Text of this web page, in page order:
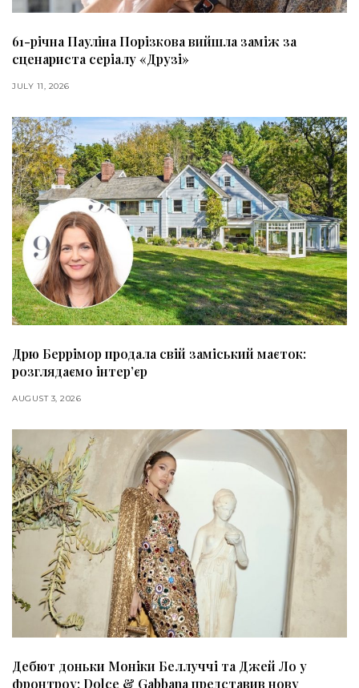
61-річна Пауліна Порізкова вийшла заміж за
сценариста серіалу «Друзі»
JULY 11, 2026
Дрю Беррімор продала свій заміський маєток:
розглядаємо інтер’єр
AUGUST 3, 2026
Дебют доньки Моніки Беллуччі та Джей Ло у
фронтроу: Dolce & Gabbana представив нову